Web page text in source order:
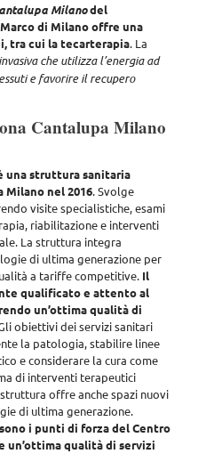
Milanodel
di Milano offre una
tra cui la tecarterapia. La
che utilizza l’energia ad
e favorire il recupero
Cantalupa Milano
una struttura sanitaria
Milano nel 2016. Svolge
visite specialistiche, esami
riabilitazione e interventi
. La struttura integra
di ultima generazione per
a tariffe competitive. Il
qualificato e attento al
un’ottima qualità di
obiettivi dei servizi sanitari
la patologia, stabilire linee
e considerare la cura come
di interventi terapeutici
offre anche spazi nuovi
di ultima generazione.
i punti di forza del Centro
un’ottima qualità di servizi